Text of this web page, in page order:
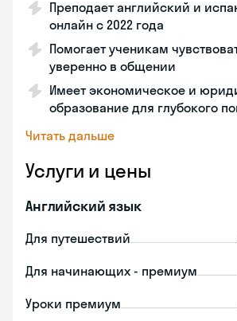
Преподает английский и
онлайн с 2022 года
Помогает ученикам
уверенно в общении
Имеет экономическое и
образование для глубокого
Читать дальше
Услуги и цены
Английский язык
Для путешествий
Для начинающих - премиум
Уроки премиум